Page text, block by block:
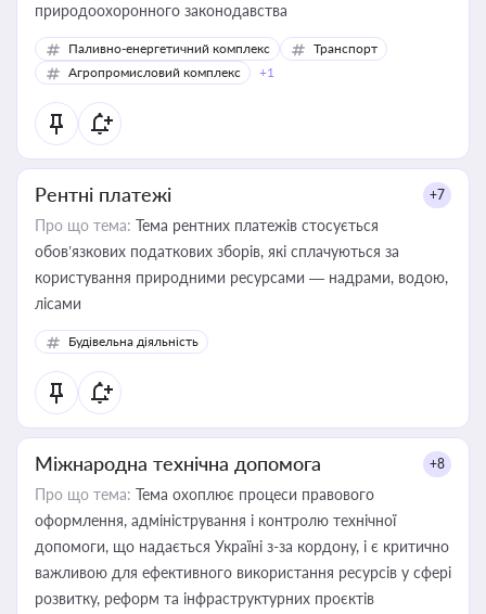
природоохоронного законодавства
Паливно-енергетичний комплекс
Транспорт
Агропромисловий комплекс
+1
Рентні платежі +7
Про що тема: Тема рентних платежів стосується
обов’язкових податкових зборів, які сплачуються за
користування природними ресурсами — надрами, водою,
лісами
Будівельна діяльність
Міжнародна технічна допомога +8
Про що тема: Тема охоплює процеси правового
оформлення, адміністрування і контролю технічної
допомоги, що надається Україні з-за кордону, і є критично
важливою для ефективного використання ресурсів у сфері
розвитку, реформ та інфраструктурних проєктів